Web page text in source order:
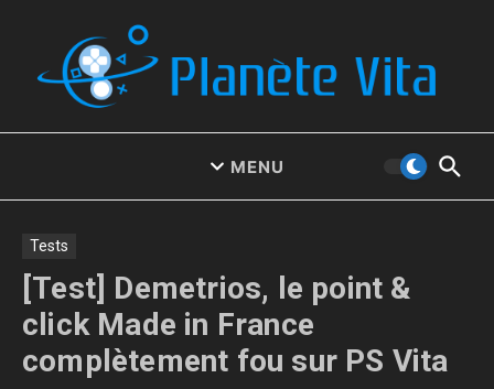
MENU
Tests
[Test] Demetrios, le point &
click Made in France
complètement fou sur PS Vita